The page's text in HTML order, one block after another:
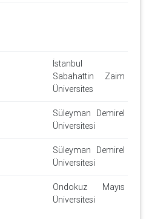
İstanbul
Sabahattin Zaim
Üniversites
Süleyman Demirel
Üniversitesi
Süleyman Demirel
Üniversitesi
Ondokuz Mayıs
Üniversitesi